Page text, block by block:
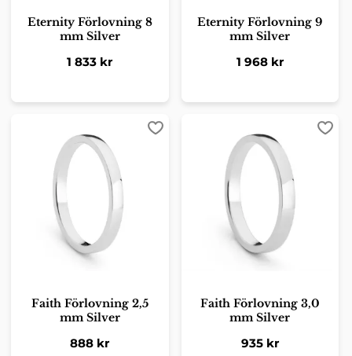
Eternity Förlovning 8
mm Silver
1 833 kr
Eternity Förlovning 9
mm Silver
1 968kr
Faith Förlovning 2,5
mm Silver
888 kr
Lägg till i favoriter
Faith Förlovning 3,0
mm Silver
935kr